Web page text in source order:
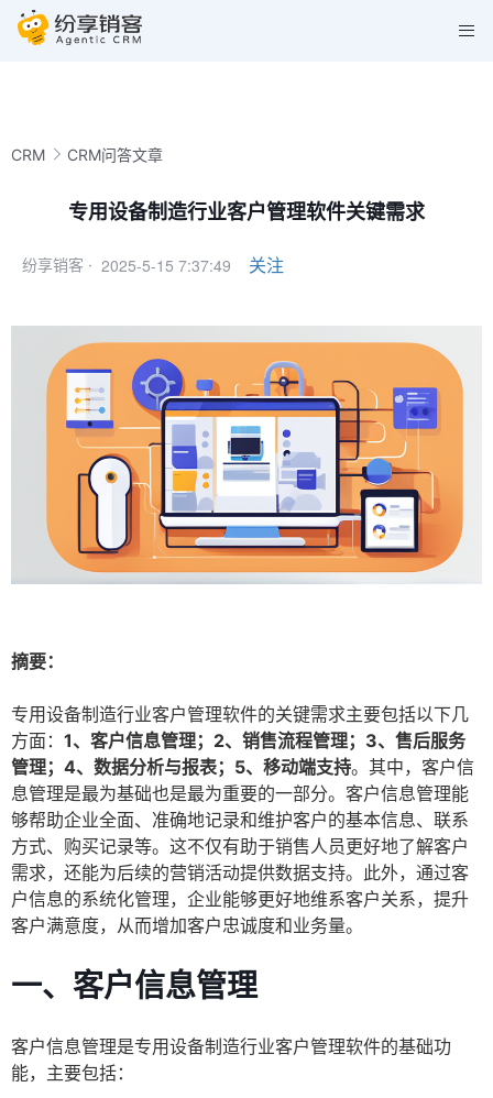
CRM CRM问答文章
专用设备制造行业客户管理软件关键需求
纷享销客 · 2025-5-15 7:37:49 关注
摘要：
专用设备制造行业客户管理软件的关键需求主要包括以下几
方面： 1、客户信息管理；2、销售流程管理；3、售后服务
管理；4、数据分析与报表；5、移动端支持。其中，客户信
息管理是最为基础也是最为重要的一部分。客户信息管理能
够帮助企业全面、准确地记录和维护客户的基本信息、联系
方式、购买记录等。这不仅有助于销售人员更好地了解客户
需求，还能为后续的营销活动提供数据支持。此外，通过客
户信息的系统化管理，企业能够更好地维系客户关系，提升
客户满意度，从而增加客户忠诚度和业务量。
一、客户信息管理
客户信息管理是专用设备制造行业客户管理软件的基础功
能，主要包括：